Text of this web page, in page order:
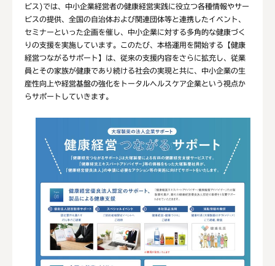
ビス)では、中小企業経営者の健康経営実践に役立つ各種情報やサー
ビスの提供、全国の自治体および関連団体等と連携したイベント、
セミナーといった企画を催し、中小企業に対する多角的な健康づく
りの支援を実施しています。このたび、本格運用を開始する【健康
経営つながるサポート】は、従来の支援内容をさらに拡充し、従業
員とその家族が健康であり続ける社会の実現と共に、中小企業の生
産性向上や経営基盤の強化をトータルヘルスケア企業という視点か
らサポートしていきます。